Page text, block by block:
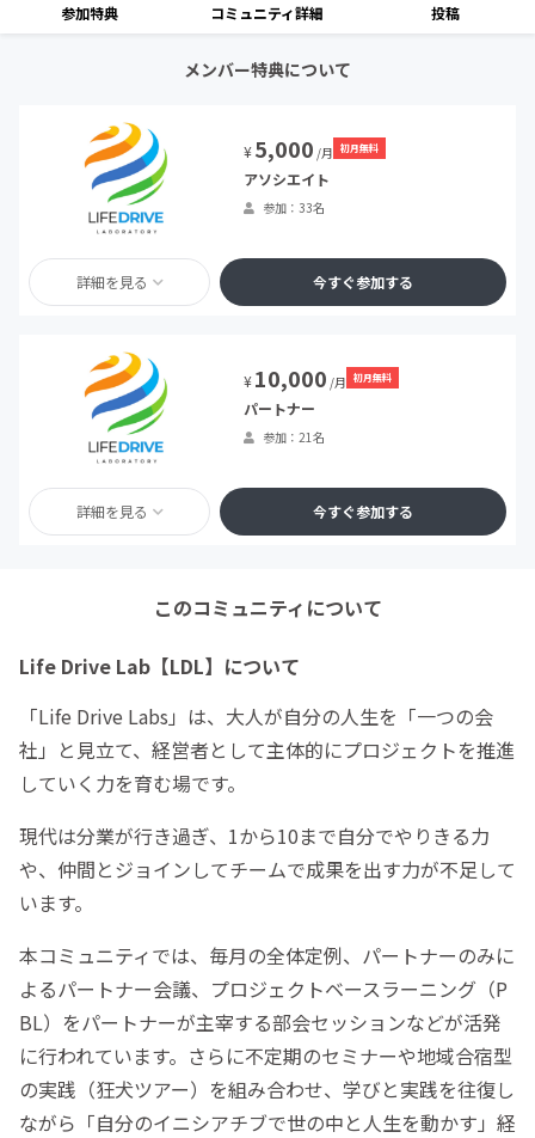
参加特典 コミュニティ詳細 投稿
メンバー特典について
¥5,000 /月 初月無料
アソシエイト
参加：33名
詳細を見る 今すぐ参加する
¥10,000 /月 初月無料
パートナー
参加：21名
詳細を見る 今すぐ参加する
このコミュニティについて
Life Drive Lab【LDL】について
「Life Drive Labs」は、大人が自分の人生を「一つの会
社」と見立て、経営者として主体的にプロジェクトを推進
していく力を育む場です。
現代は分業が行き過ぎ、1から10まで自分でやりきる力
や、仲間とジョインしてチームで成果を出す力が不足して
います。
本コミュニティでは、毎月の全体定例、パートナーのみに
よるパートナー会議、プロジェクトベースラーニング（P
BL）をパートナーが主宰する部会セッションなどが活発
に行われています。さらに不定期のセミナーや地域合宿型
の実践（狂犬ツアー）を組み合わせ、学びと実践を往復し
ながら「自分のイニシアチブで世の中と人生を動かす」経